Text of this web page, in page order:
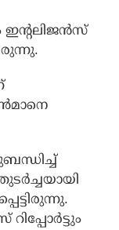
ഇന്റലിജന്‍സ്